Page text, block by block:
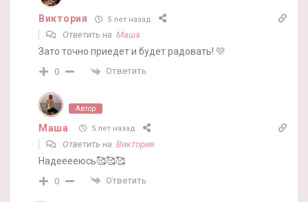
Виктория 5 лет назад
Ответить на Маша
Зато точно приедет и будет радовать! 💛
0 Ответить
Автор
Маша 5 лет назад
Ответить на Виктория
Надееееюсь🥰🥰🥰
0 Ответить